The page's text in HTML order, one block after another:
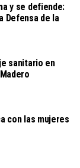
y se defiende:
Defensa de la
sanitario en
con las mujeres